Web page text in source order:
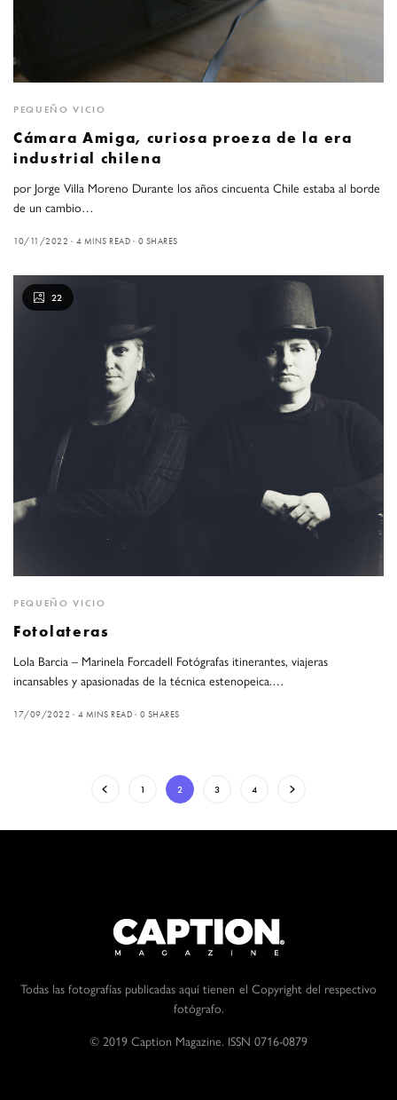
PEQUEÑO VICIO
Cámara Amiga, curiosa proeza de la era
industrial chilena
por Jorge Villa Moreno Durante los años cincuenta Chile estaba al borde
de un cambio…
10/11/2022 4 MINS READ 0 SHARES
22
PEQUEÑO VICIO
Fotolateras
Lola Barcia – Marinela Forcadell Fotógrafas itinerantes, viajeras
incansables y apasionadas de la técnica estenopeica.…
17/09/2022 4 MINS READ 0 SHARES
1 2 3 4
Todas las fotografías publicadas aquí tienen el Copyright del respectivo
fotógrafo.
© 2019 Caption Magazine. ISSN 0716-0879